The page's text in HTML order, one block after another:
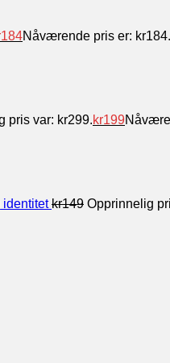
184Nåværende pris er: kr184.
pris var: kr299.kr199
kr149 Opprinnelig